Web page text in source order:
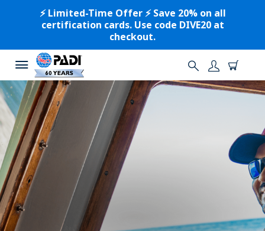
⚡️ Limited-Time Offer ⚡️ Save 20% on all
certification cards. Use code DIVE20 at
checkout.